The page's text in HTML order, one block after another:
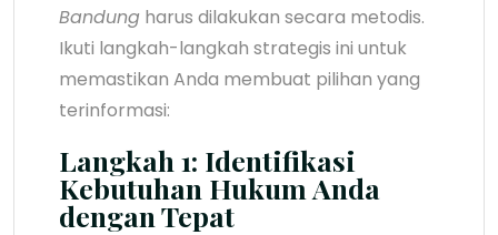
Bandung harus dilakukan secara metodis.
Ikuti langkah-langkah strategis ini untuk
memastikan Anda membuat pilihan yang
terinformasi:
Langkah 1: Identifikasi
Kebutuhan Hukum Anda
dengan Tepat